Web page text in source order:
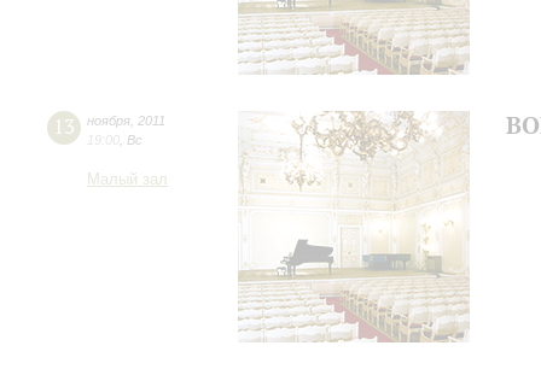
13 ноября 2011
19:00 Вс
Малый зал